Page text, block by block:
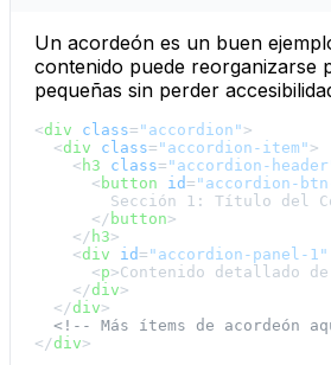
Un acordeón es un buen
contenido puede reorganizarse
pequeñas sin perder
<div class= "accordion" >
<div class= "accordion-item" >
< h3 class= "accordion-
< button id= "accordion-
Sección 1: Título del
</ button>
</ h3>
<div id= "accordion-panel-1"
<p>Contenido detallado
</div>
</div>
<!-- Más ítems de acordeón
</div>